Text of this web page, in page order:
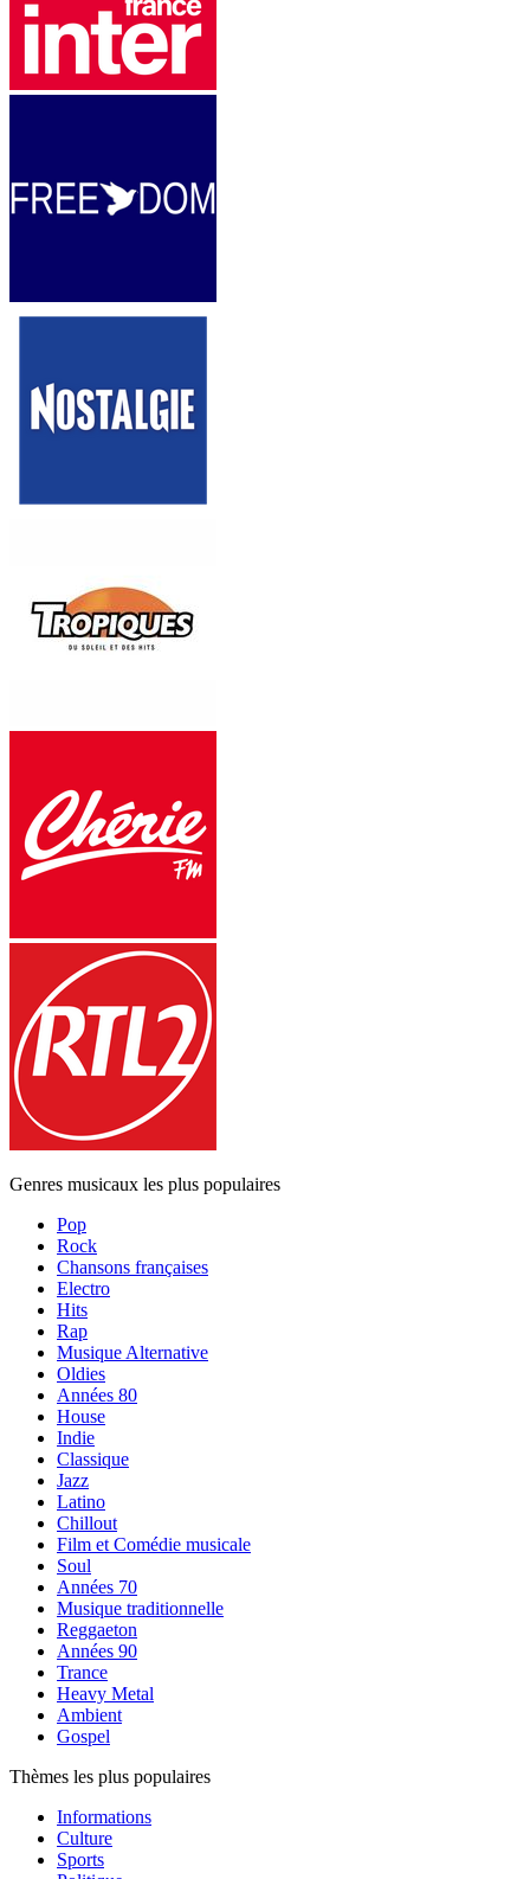
Genres musicaux les plus populaires
Pop
Rock
Chansons françaises
Electro
Hits
Rap
Musique Alternative
Oldies
Années 80
House
Indie
Classique
Jazz
Latino
Chillout
Film et Comédie musicale
Soul
Années 70
Musique traditionnelle
Reggaeton
Années 90
Trance
Heavy Metal
Ambient
Gospel
Thèmes les plus populaires
Informations
Culture
Sports